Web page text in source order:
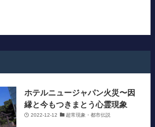
ホテルニュージャパン火災〜因
縁と今もつきまとう心霊現象
2022-12-12 超常現象・都市伝説